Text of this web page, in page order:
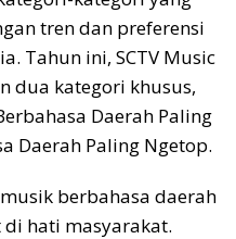
tren dan preferensi
Tahun ini, SCTV Music
dua kategori khusus,
Daerah Paling
Daerah Paling Ngetop.
berbahasa daerah
hati masyarakat.